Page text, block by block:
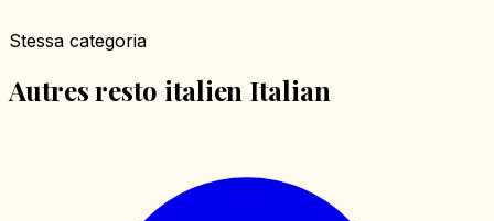
Stessa categoria
Autres resto italien Italian